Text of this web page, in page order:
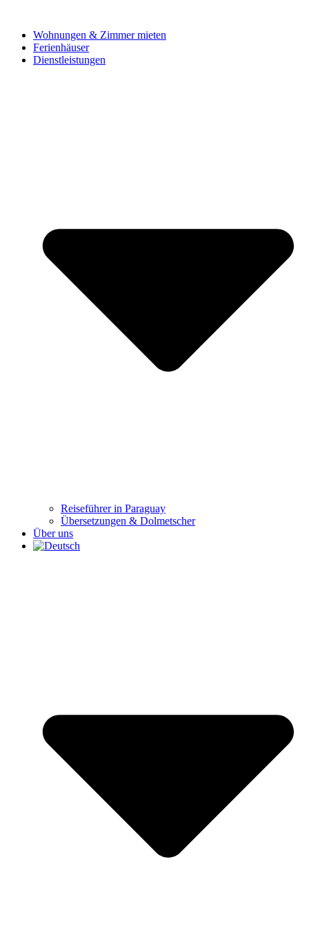
Wohnungen & Zimmer mieten
Ferienhäuser
Dienstleistungen
Reiseführer in Paraguay
Übersetzungen & Dolmetscher
Über uns